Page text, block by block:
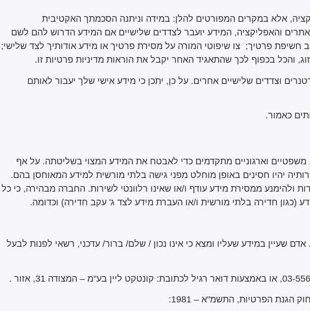
אלא במקרים המפורטים להלן: במידה וניתנה הסכמתך האקטיבית
והאפליקציה, המידע יועבר לצדדים שלישיים אם המידע הדרוש להם לשם
פרטיך; צו שיפוטי המורה על מסירת פרטיך או מידע אודותיך לצד שלישי;
והכל בכפוף לכך שהתאגיד האחר יקבל את הוראות מדיניות פרטיות זו.
וצדדים שלישיים אחרים. על כן, יתכן כי מידע אישי שלך יעבור לאותם
כאמור.
וארגוניים מתקדמים כדי לאבטח את המידע המצוי בשליטתה. על אף
יהיו חסינים באופן מוחלט מפני גישה בלתי מורשית למידע המאוחסן בהם.
ממסירת מידע עודף ו/או שאינו רלוונטי לשירות. החברה מבהירה, כי כל
חדירה בלתי מורשית ו/או העברת מידע לצד ג' עקב חדירה) וכדומה.
המוחזק במאגר מידע. אדם שעיין במידע שעליו ומצא כי אינו נכון / שלם/ ברור/ עדכני, רשאי לפנות לבעל
03-, או באמצעות דואר רגיל לכתובת: קונטקט ליין בע"מ – המצודה 31, אזור .
הפרטיות, התשמ"א – 1981: